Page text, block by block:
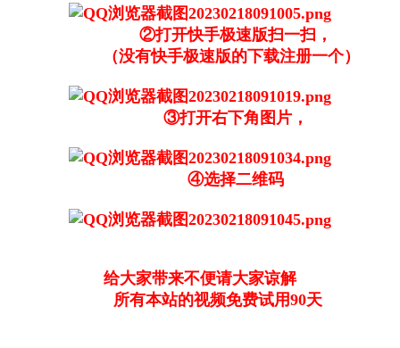
②打开快手极速版扫一扫，
（没有快手极速版的下载注册一个）
③打开右下角图片，
④选择二维码
给大家带来不便请大家谅解
所有本站的视频免费试用90天